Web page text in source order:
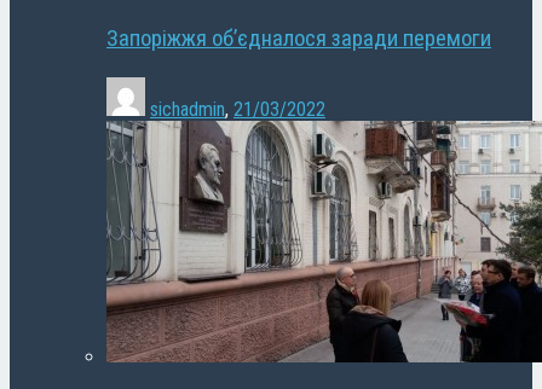
Запоріжжя об’єдналося заради перемоги
sichadmin, 21/03/2022